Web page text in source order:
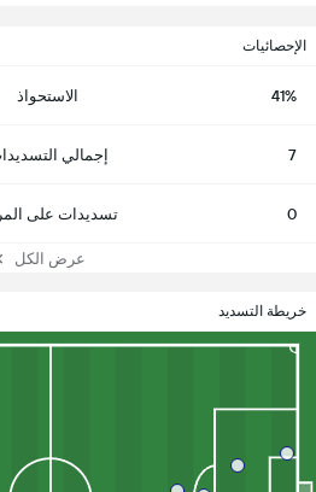
الإحصائيات
41% الاستحواذ
7 إجمالي
0 تسديدات على
عرض الكل
خريطة التسديد